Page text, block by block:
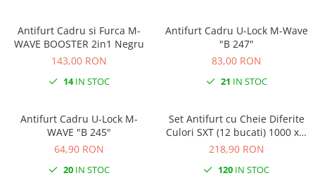
Antifurt Cadru si Furca M-
WAVE BOOSTER 2in1 Negru
143,00 RON
14IN STOC
Antifurt Cadru U-Lock M-Wave
"B 247"
83,00 RON
21 IN STOC
Antifurt Cadru U-Lock M-
WAVE "B 245"
64,90 RON
20IN STOC
Set Antifurt cu Cheie Diferite
Culori SXT (12 bucati) 1000 x 6
mm
218,90 RON
120 IN STOC